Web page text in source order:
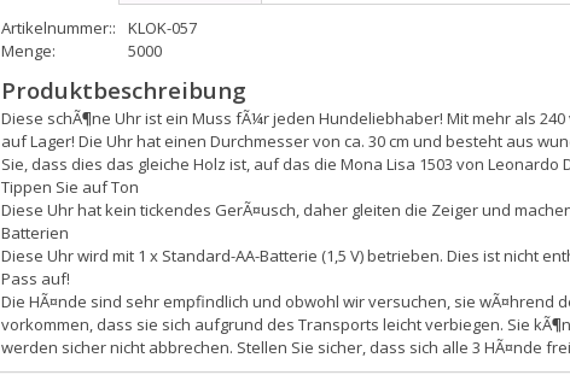
Artikelnummer::
KLOK-057
Menge:
5000
Produktbeschreibung
Diese schÃ¶ne Uhr ist ein Muss fÃ¼r jeden Hundeliebhaber! Mit mehr als
auf Lager! Die Uhr hat einen Durchmesser von ca. 30 cm und besteht aus
Sie, dass dies das gleiche Holz ist, auf das die Mona Lisa 1503 von Leonardo
Tippen Sie auf Ton
Diese Uhr hat kein tickendes GerÃ¤usch, daher gleiten die Zeiger und
Batterien
Diese Uhr wird mit 1 x Standard-AA-Batterie (1,5 V) betrieben. Dies ist nicht
Pass auf!
Die HÃ¤nde sind sehr empfindlich und obwohl wir versuchen, sie wÃ¤hrend
vorkommen, dass sie sich aufgrund des Transports leicht verbiegen. Sie
werden sicher nicht abbrechen. Stellen Sie sicher, dass sich alle 3 HÃ¤nde